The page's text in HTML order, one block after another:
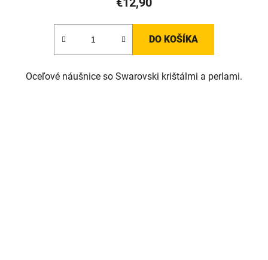
DO KOŠÍKA
Oceľové náušnice so Swarovski krištálmi a perlami.